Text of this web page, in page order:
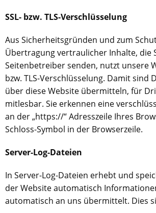
SSL- bzw. TLS-Verschlüsselung
Aus Sicherheitsgründen und zum
Übertragung vertraulicher Inhalte, die
Seitenbetreiber senden, nutzt unsere
bzw. TLS-Verschlüsselung. Damit sind
über diese Website übermitteln, für
mitlesbar. Sie erkennen eine
an der „https://“ Adresszeile Ihres
Schloss-Symbol in der Browserzeile.
Server-Log-Dateien
In Server-Log-Dateien erhebt und
der Website automatisch
automatisch an uns übermittelt. Dies